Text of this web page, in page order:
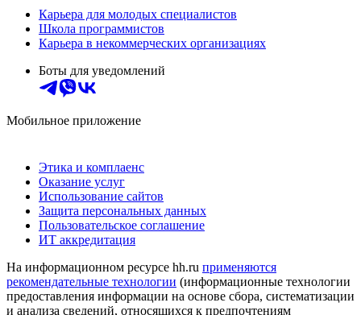
Карьера для молодых специалистов
Школа программистов
Карьера в некоммерческих организациях
Боты для уведомлений
Мобильное приложение
Этика и комплаенс
Оказание услуг
Использование сайтов
Защита персональных данных
Пользовательское соглашение
ИТ аккредитация
На информационном ресурсе hh.ru применяются
рекомендательные технологии (информационные технологии
предоставления информации на основе сбора, систематизации
и анализа сведений, относящихся к предпочтениям